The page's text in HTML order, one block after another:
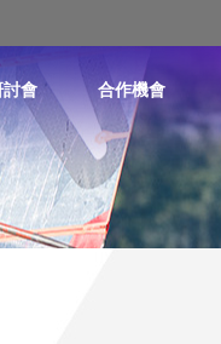
討會 合作機會